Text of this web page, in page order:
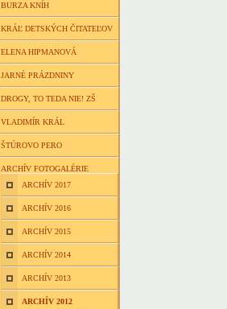
BURZA KNÍH
KRÁĽ DETSKÝCH ČITATEĽOV
ELENA HIPMANOVÁ
JARNÉ PRÁZDNINY
DROGY, TO TEDA NIE! ZŠ
VLADIMÍR KRÁL
ŠTÚROVO PERO
ARCHÍV FOTOGALÉRIE
ARCHÍV 2017
ARCHÍV 2016
ARCHÍV 2015
ARCHÍV 2014
ARCHÍV 2013
ARCHÍV 2012